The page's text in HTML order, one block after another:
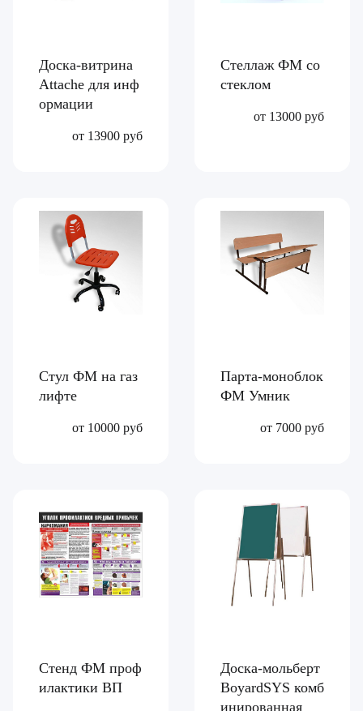
Доска-витрина
Attache для инф
ормации
от 13900 руб
Стеллаж ФМ со
стеклом
от 13000 руб
Стул ФМ на газ
лифте
от 10000 руб
Парта-моноблок
ФМ Умник
от 7000 руб
Стенд ФМ проф
илактики ВП
Доска-мольберт
BoyardSYS комб
инированная